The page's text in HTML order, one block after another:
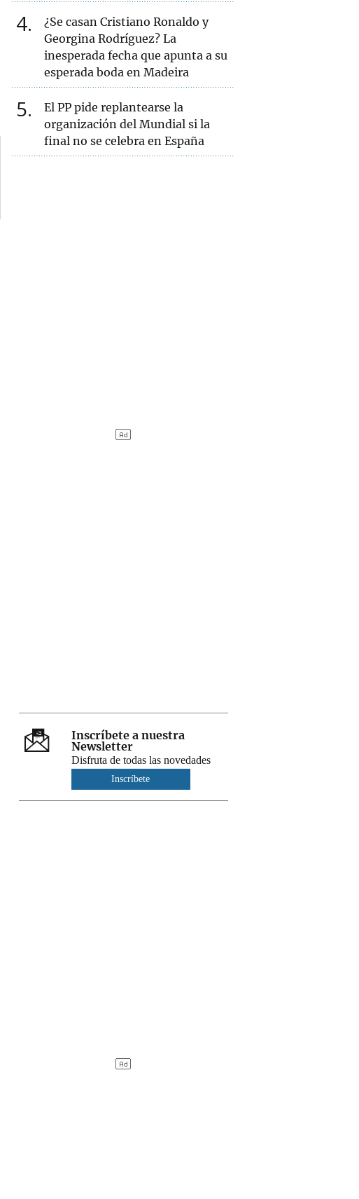
4
¿Se casan Cristiano Ronaldo y
Georgina Rodríguez? La
inesperada fecha que apunta a su
esperada boda en Madeira
5
El PP pide replantearse la
organización del Mundial si la
final no se celebra en España
Inscríbete a nuestra
Newsletter
Disfruta de todas las novedades
Inscríbete